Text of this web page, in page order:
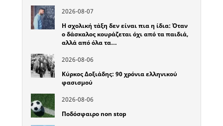
2026-08-07
Η σχολική τάξη δεν είναι πια η ίδια: Όταν
ο δάσκαλος κουράζεται όχι από τα παιδιά,
αλλά από όλα τα…
2026-08-06
Κύρκος Δοξιάδης: 90 χρόνια ελληνικού
φασισμού
2026-08-06
Ποδόσφαιρο non stop